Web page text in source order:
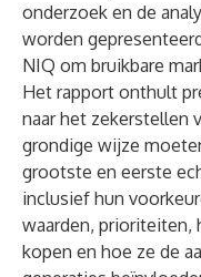
onderzoek en de
worden
NIQ om bruikbare
Het rapport onthult
naar het zekerstellen
grondige wijze
grootste en eerste
inclusief hun
waarden, prioriteiten,
kopen en hoe ze de